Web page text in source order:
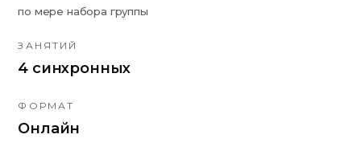
по мере набора группы
ЗАНЯТИЙ
4 синхронных
ФОРМАТ
Онлайн